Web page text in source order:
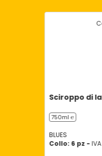
Sciroppo di
750ml ℮
BLUES
Collo: 6 pz -